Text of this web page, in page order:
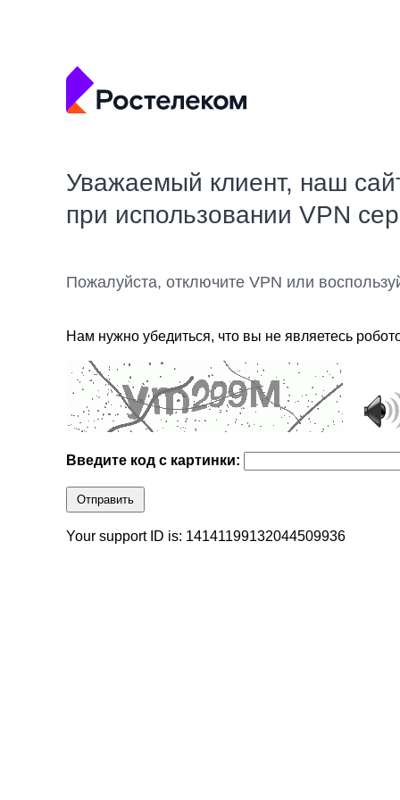
Уважаемый клиент, наш
при использовании VPN
Пожалуйста, отключите VPN или
Нам нужно убедиться, что вы не являетесь
Введите код с картинки:
Отправить
Your support ID is: 14141199132044509936